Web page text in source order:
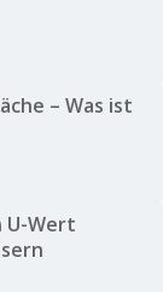
– Was ist
U-Wert